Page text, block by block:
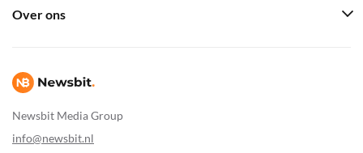
Newsbit Media Group
info@newsbit.nl
Over ons